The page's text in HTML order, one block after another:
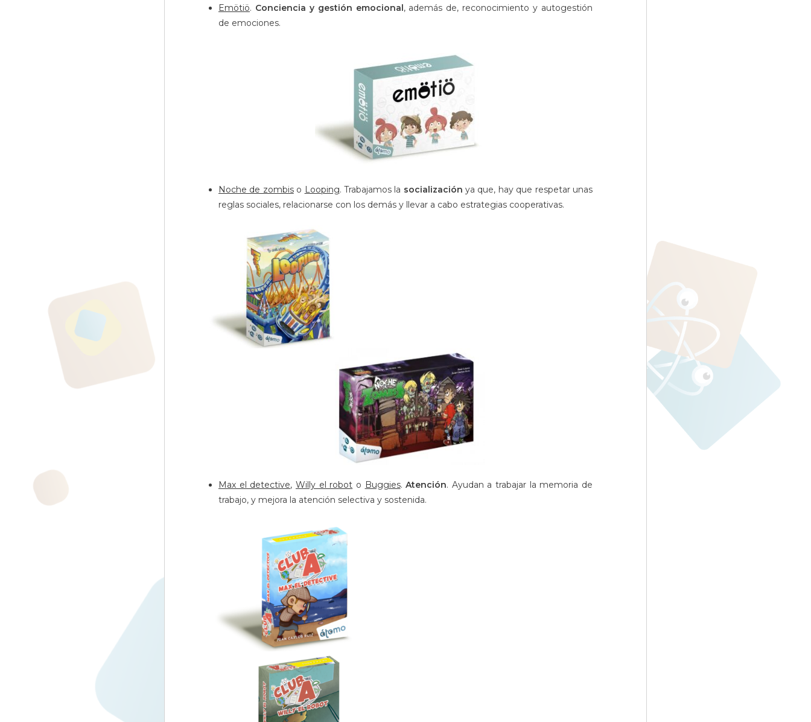
Emötiö. Conciencia y gestión emocional, además de, reconocimiento y autogestión
de emociones.
Noche de zombiso Looping. Trabajamos la socialización ya que, hay que respetar unas
reglas sociales, relacionarse con los demás y llevar a cabo estrategias cooperativas.
Max el detective, Willy el robot o Buggies.Atención. Ayudan a trabajar la memoria de
trabajo, y mejora la atención selectiva y sostenida.